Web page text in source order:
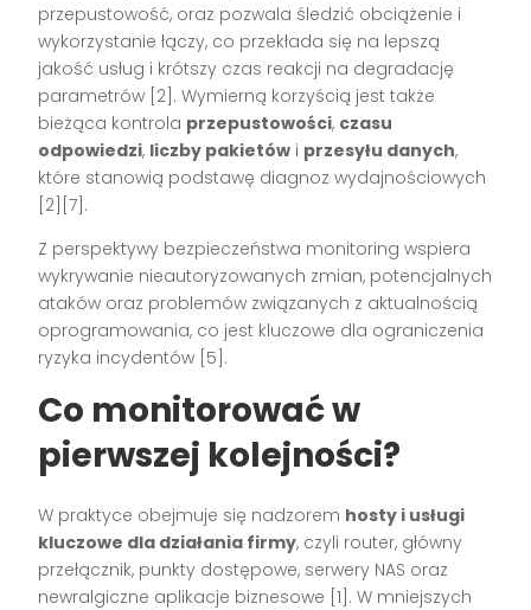
przepustowość, oraz pozwala śledzić obciążenie i
wykorzystanie łączy, co przekłada się na lepszą
jakość usług i krótszy czas reakcji na degradację
parametrów [2]. Wymierną korzyścią jest także
bieżąca kontrola przepustowości, czasu
odpowiedzi, liczby pakietów i przesyłu danych,
które stanowią podstawę diagnoz wydajnościowych
[2][7].
Z perspektywy bezpieczeństwa monitoring wspiera
wykrywanie nieautoryzowanych zmian, potencjalnych
ataków oraz problemów związanych z aktualnością
oprogramowania, co jest kluczowe dla ograniczenia
ryzyka incydentów [5].
Co monitorować w
pierwszej kolejności?
W praktyce obejmuje się nadzorem hosty i usługi
kluczowe dla działania firmy, czyli router, główny
przełącznik, punkty dostępowe, serwery NAS oraz
newralgiczne aplikacje biznesowe [1]. W mniejszych